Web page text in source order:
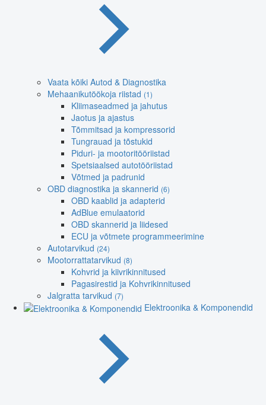
Vaata kõiki Autod & Diagnostika
Mehaanikutöökoja riistad (1)
Kliimaseadmed ja jahutus
Jaotus ja ajastus
Tõmmitsad ja kompressorid
Tungrauad ja tõstukid
Piduri- ja mootoritööriistad
Spetsiaalsed autotööriistad
Võtmed ja padrunid
OBD diagnostika ja skannerid (6)
OBD kaablid ja adapterid
AdBlue emulaatorid
OBD skannerid ja liidesed
ECU ja võtmete programmeerimine
Autotarvikud (24)
Mootorrattatarvikud (8)
Kohvrid ja kiivrikinnitused
Pagasirestid ja Kohvrikinnitused
Jalgratta tarvikud (7)
Elektroonika & Komponendid